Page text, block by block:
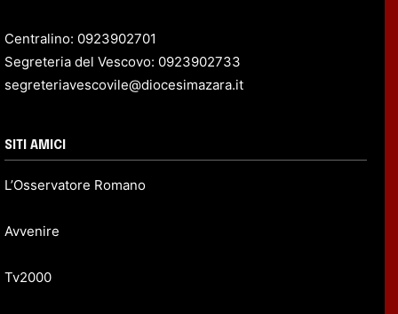
Centralino: 0923902701
Segreteria del Vescovo: 0923902733
segreteriavescovile@diocesimazara.it
SITI AMICI
L’Osservatore Romano
Avvenire
Tv2000